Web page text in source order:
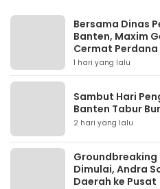
Bersama Dinas
Banten, Maxim
Cermat
1 hari yang lalu
Sambut Hari
Banten Tabur
2 hari yang lalu
Groundbreaking
Dimulai, Andra
Daerah ke Pusat